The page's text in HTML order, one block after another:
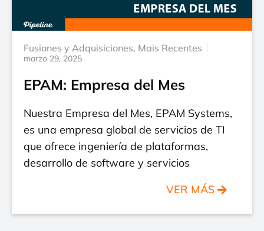
Fusiones y Adquisiciones, Mais Recentes
marzo 29, 2025
EPAM: Empresa del Mes
Nuestra Empresa del Mes, EPAM Systems,
es una empresa global de servicios de TI
que ofrece ingeniería de plataformas,
desarrollo de software y servicios
VER MÁS